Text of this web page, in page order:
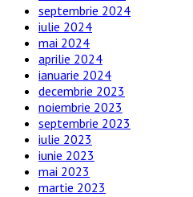
septembrie 2024
iulie 2024
mai 2024
aprilie 2024
ianuarie 2024
decembrie 2023
noiembrie 2023
septembrie 2023
iulie 2023
iunie 2023
mai 2023
martie 2023